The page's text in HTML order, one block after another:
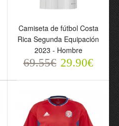
Camiseta de fútbol Costa
Rica Segunda Equipación
2023 - Hombre
Camiseta de fútbol Costa
Rica Segunda Equipación
2023 - Hombre
69.55€ 29.90€